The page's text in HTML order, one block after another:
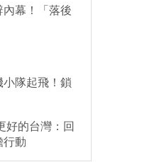
幕！「落後
隊起飛！鎖
好的台灣：回
行動